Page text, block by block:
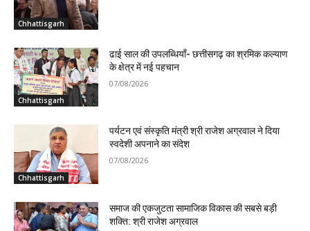
Chhattisgarh
Chhattisgarh
ढाई साल की उपलब्धियाँ- छत्तीसगढ़ का श्रमिक कल्याण
के क्षेत्र में नई पहचान
07/08/2026
Chhattisgarh
पर्यटन एवं संस्कृति मंत्री श्री राजेश अग्रवाल ने दिया
स्वदेशी अपनाने का संदेश
07/08/2026
समाज की एकजुटता सामाजिक विकास की सबसे बड़ी
शक्ति: श्री राजेश अग्रवाल